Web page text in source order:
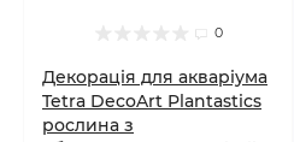
0
Декорація для акваріума
Tetra DecoArt Plantastics
рослина з